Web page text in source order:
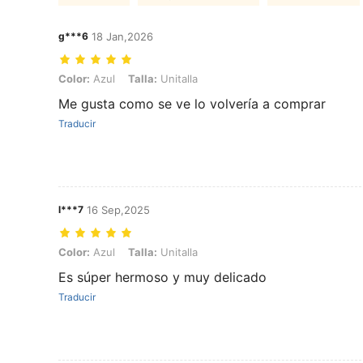
g***6 18 Jan,2026
Color: Azul, Talla: Unitalla
Color: Azul Talla: Unitalla
Me gusta como se ve lo volvería a comprar
Traducir
l***7 16 Sep,2025
Color: Azul, Talla: Unitalla
Color: Azul Talla: Unitalla
Es súper hermoso y muy delicado
Traducir